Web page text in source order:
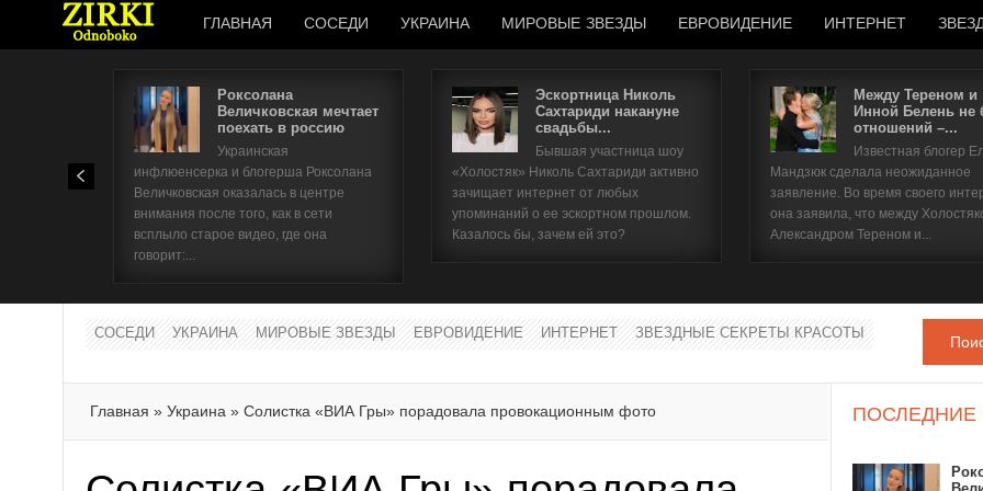
ГЛАВНАЯ СОСЕДИ УКРАИНА МИРОВЫЕ ЗВЕЗДЫ ЕВРОВИДЕНИЕ ИНТЕРНЕТ
Роксолана
Величковская мечтает
поехать в россию
Украинская
инфлюенсерка и блогерша Роксолана
Величковская оказалась в центре
внимания после того, как в сети
всплыло старое видео, где она
говорит:...
Эскортница Николь
Сахтариди накануне
свадьбы...
Бывшая участница шоу
«Холостяк» Николь Сахтариди активно
зачищает интернет от любых
упоминаний о ее эскортном прошлом.
Казалось бы, зачем ей это?
Между Тереном и
Инной Белень не
отношений –...
Известная блогер
Мандзюк сделала неожиданное
заявление. Во время своего
она заявила, что между
Александром Тереном и...
СОСЕДИ УКРАИНА МИРОВЫЕ ЗВЕЗДЫ ЕВРОВИДЕНИЕ ИНТЕРНЕТ ЗВЕЗДНЫЕ СЕКРЕТЫ КРАСОТЫ
Главная » Украина » Солистка «ВИА Гры» порадовала провокационным фото ПОСЛЕДНИЕ
Имя пользователя
Забыли имя пользователя?